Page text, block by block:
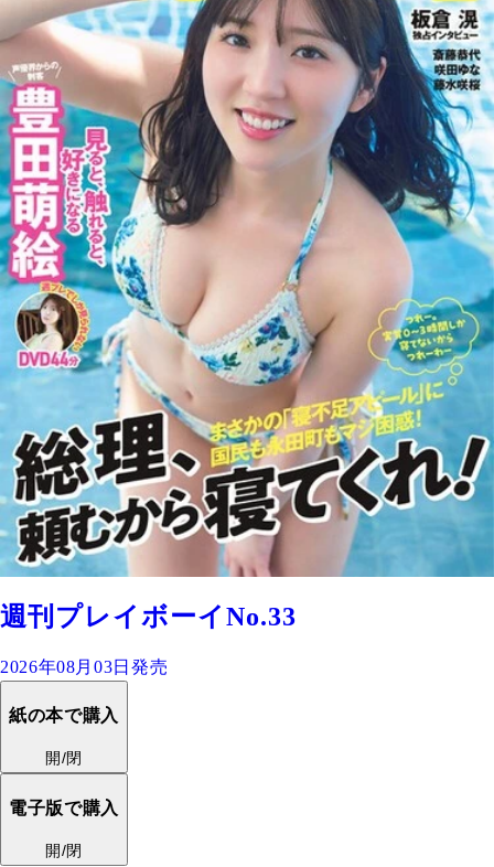
週刊プレイボーイNo.33
2026年08月03日発売
紙の本で購入
開/閉
電子版で購入
開/閉